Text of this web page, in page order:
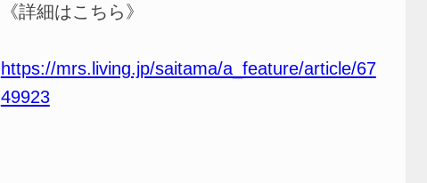
《詳細はこちら》
https://mrs.living.jp/saitama/a_feature/article/67
49923